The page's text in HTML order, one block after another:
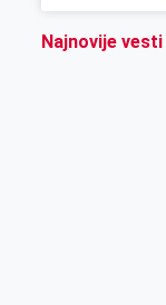
Najnovije vesti